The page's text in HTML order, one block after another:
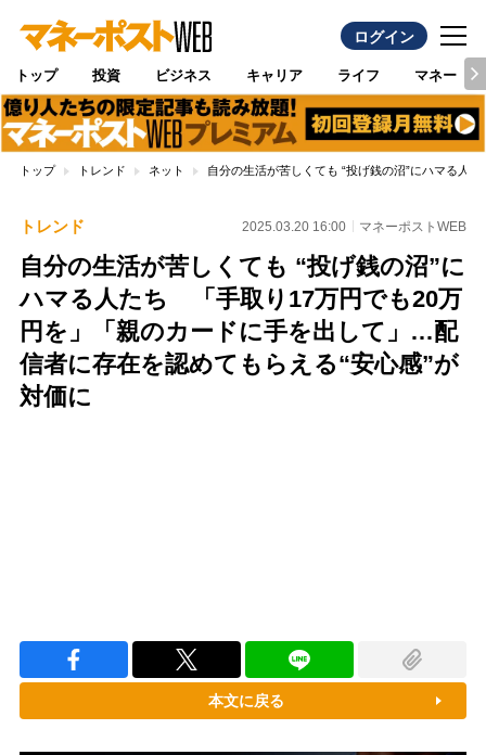
ログイン
トップ 投資 ビジネス キャリア ライフ マネー
トップ トレンド ネット 自分の生活が苦しくても “投げ銭の沼”にハマる人
トレンド 2025.03.20 16:00 マネーポストWEB
自分の生活が苦しくても “投げ銭の沼”に
ハマる人たち 「手取り17万円でも20万
円を」「親のカードに手を出して」…配
信者に存在を認めてもらえる“安心感”が
対価に
本文に戻る